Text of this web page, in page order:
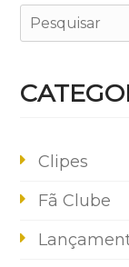
Clipes
Fã Clube